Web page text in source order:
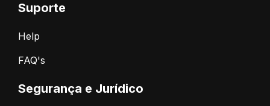
Suporte
Help
FAQ's
Segurança e Jurídico